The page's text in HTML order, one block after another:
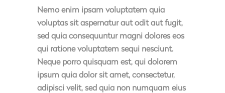
Nemo enim ipsam voluptatem quia
voluptas sit aspernatur aut odit aut fugit,
sed quia consequuntur magni dolores eos
qui ratione voluptatem sequi nesciunt.
Neque porro quisquam est, qui dolorem
ipsum quia dolor sit amet, consectetur,
adipisci velit, sed quia non numquam eius